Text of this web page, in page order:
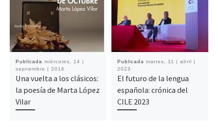
Publicada miércoles, 14 |
septiembre | 2016
Una vuelta a los clásicos:
la poesía de Marta López
Vilar
Publicada martes, 11 | abril |
2023
El futuro de la lengua
española: crónica del
CILE 2023